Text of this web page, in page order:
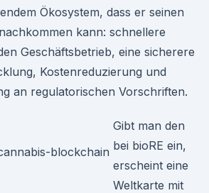
Ökosystem, dass er seinen
kann: schnellere
Geschäftsbetrieb, eine sicherere
Kostenreduzierung und
an regulatorischen Vorschriften.
Gibt man den
bei bioRE ein,
erscheint eine
Weltkarte mit